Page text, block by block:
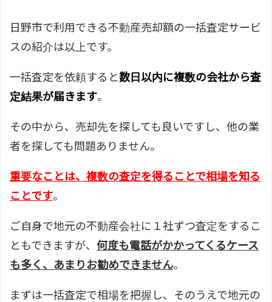
日野市で利用できる不動産売却額の一括査定サービ
スの紹介は以上です。
一括査定を依頼すると数日以内に複数の会社から査
定結果が届きます。
その中から、売却先を探しても良いですし、他の業
者を探しても問題ありません。
重要なことは、複数の査定を得ることで相場を知る
ことです。
ご自身で地元の不動産会社に１社ずつ査定をするこ
ともできますが、 何度も電話がかかってくるケース
も多く、あまりお勧めできません。
まずは一括査定で相場を把握し、そのうえで地元の